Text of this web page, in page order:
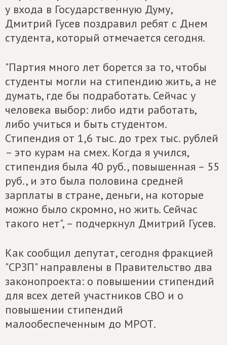
у входа в Государственную Думу,
Дмитрий Гусев поздравил ребят с Днем
студента, который отмечается сегодня.
"Партия много лет борется за то, чтобы
студенты могли на стипендию жить, а не
думать, где бы подработать. Сейчас у
человека выбор: либо идти работать,
либо учиться и быть студентом.
Стипендия от 1,6 тыс. до трех тыс. рублей
– это курам на смех. Когда я учился,
стипендия была 40 руб., повышенная – 55
руб., и это была половина средней
зарплаты в стране, деньги, на которые
можно было скромно, но жить. Сейчас
такого нет", – подчеркнул Дмитрий Гусев.
Как сообщил депутат, сегодня фракцией
"СРЗП" направлены в Правительство два
законопроекта: о повышении стипендий
для всех детей участников СВО и о
повышении стипендий
малообеспеченным до МРОТ.